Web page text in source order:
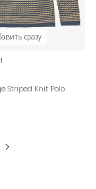
сразу
Striped Knit Polo